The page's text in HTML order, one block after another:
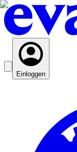
Einloggen